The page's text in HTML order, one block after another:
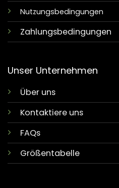
Nutzungsbedingungen
Zahlungsbedingungen
Unser Unternehmen
Über uns
Kontaktiere uns
FAQs
Größentabelle